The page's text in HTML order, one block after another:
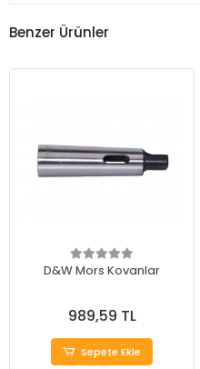
Benzer Ürünler
D&W Mors Kovanlar
989,59 TL
Sepete Ekle